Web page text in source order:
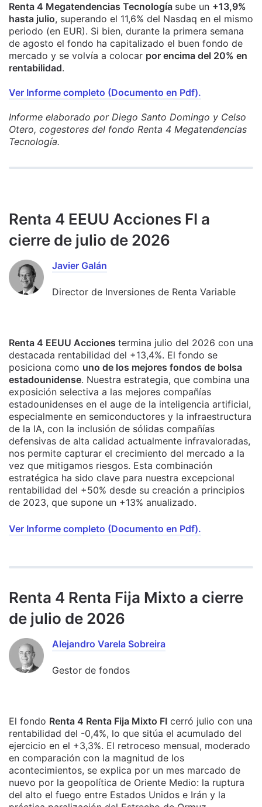
Renta 4 Megatendencias Tecnología sube un +13,9%
hasta julio, superando el 11,6% del Nasdaq en el mismo
periodo (en EUR). Si bien, durante la primera semana
de agosto el fondo ha capitalizado el buen fondo de
mercado y se volvía a colocar por encima del 20% en
rentabilidad.
Ver Informe completo (Documento en Pdf).
Informe elaborado por Diego Santo Domingo y Celso
Otero, cogestores del fondo Renta 4 Megatendencias
Tecnología.
Renta 4 EEUU Acciones FI a
cierre de julio de 2026
Javier Galán
Director de Inversiones de Renta Variable
Renta 4 EEUU Acciones termina julio del 2026 con una
destacada rentabilidad del +13,4%. El fondo se
posiciona como uno de los mejores fondos de bolsa
estadounidense. Nuestra estrategia, que combina una
exposición selectiva a las mejores compañías
estadounidenses en el auge de la inteligencia artificial,
especialmente en semiconductores y la infraestructura
de la IA, con la inclusión de sólidas compañías
defensivas de alta calidad actualmente infravaloradas,
nos permite capturar el crecimiento del mercado a la
vez que mitigamos riesgos. Esta combinación
estratégica ha sido clave para nuestra excepcional
rentabilidad del +50% desde su creación a principios
de 2023, que supone un +13% anualizado.
Ver Informe completo (Documento en Pdf).
Renta 4 Renta Fija Mixto a cierre
de julio de 2026
Alejandro Varela Sobreira
Gestor de fondos
El fondo Renta 4 Renta Fija Mixto FI cerró julio con una
rentabilidad del -0,4%, lo que sitúa el acumulado del
ejercicio en el +3,3%. El retroceso mensual, moderado
en comparación con la magnitud de los
acontecimientos, se explica por un mes marcado de
nuevo por la geopolítica de Oriente Medio: la ruptura
del alto el fuego entre Estados Unidos e Irán y la